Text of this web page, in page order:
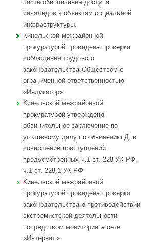
части обеспечения доступа
инвалидов к объектам социальной
инфраструктуры.
Кинельской межрайонной
прокуратурой проведена проверка
соблюдения трудового
законодательства Обществом с
ограниченной ответственностью
«Индикатор».
Кинельской межрайонной
прокуратурой утверждено
обвинительное заключение по
уголовному делу по обвинению Д. в
совершении преступлений,
предусмотренных ч.1 ст. 228 УК РФ,
ч.1 ст. 228.1 УК РФ
Кинельской межрайонной
прокуратурой проведена проверка
законодательства о противодействии
экстремистской деятельности
посредством мониторинга сети
«Интернет»